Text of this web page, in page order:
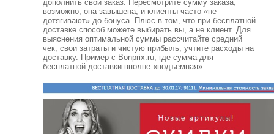
дополнить свой заказ. Пересмотрите сумму заказа,
возможно, она завышена, и клиенты часто «не
дотягивают» до бонуса. Плюс в том, что при бесплатной
доставке способ можете выбирать вы, а не клиент. Для
выяснения оптимальной суммы рассчитайте средний
чек, свои затраты и чистую прибыль, учтите расходы на
доставку. Пример с Bonprix.ru, где сумма для
бесплатной доставки вполне «подъемная»: